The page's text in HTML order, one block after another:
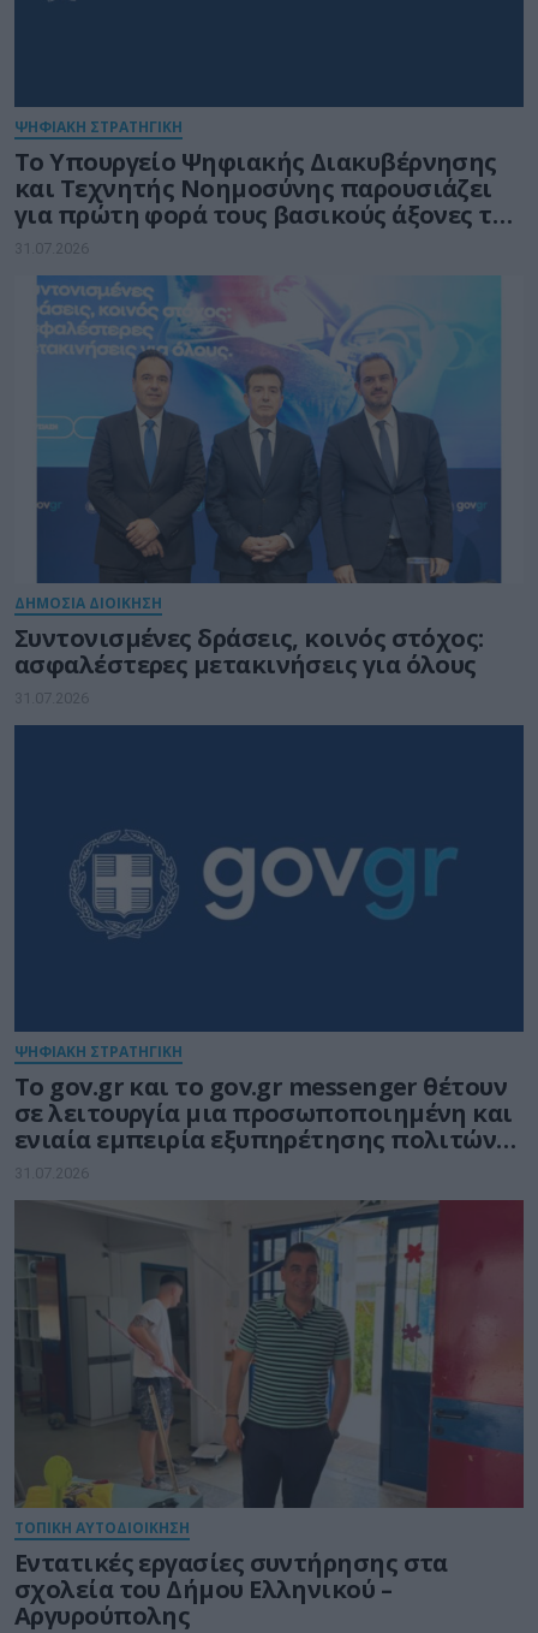
ΨΗΦΙΑΚΗ ΣΤΡΑΤΗΓΙΚΗ
Το Υπουργείο Ψηφιακής Διακυβέρνησης
και Τεχνητής Νοημοσύνης παρουσιάζει
για πρώτη φορά τους βασικούς άξονες του
νέου Εθνικού Διαστημικού Προγράμματος
31.07.2026
ΔΗΜΟΣΙΑ ΔΙΟΙΚΗΣΗ
Συντονισμένες δράσεις, κοινός στόχος:
ασφαλέστερες μετακινήσεις για όλους
31.07.2026
ΨΗΦΙΑΚΗ ΣΤΡΑΤΗΓΙΚΗ
Το gov.gr και το gov.gr messenger θέτουν
σε λειτουργία μια προσωποποιημένη και
ενιαία εμπειρία εξυπηρέτησης πολιτών
και επιχειρήσεων
31.07.2026
ΤΟΠΙΚΗ ΑΥΤΟΔΙΟΙΚΗΣΗ
Εντατικές εργασίες συντήρησης στα
σχολεία του Δήμου Ελληνικού –
Αργυρούπολης